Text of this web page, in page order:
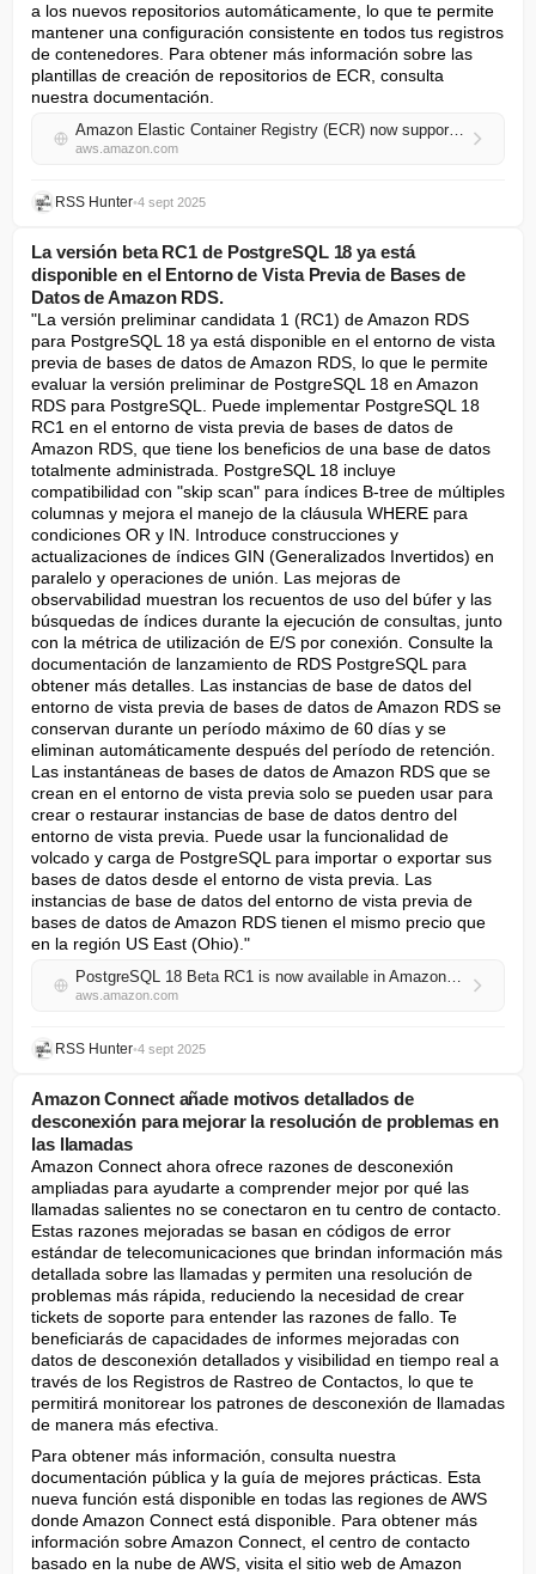
a los nuevos repositorios automáticamente, lo que te permite
mantener una configuración consistente en todos tus registros
de contenedores. Para obtener más información sobre las
plantillas de creación de repositorios de ECR, consulta
nuestra documentación.
Amazon Elastic Container Registry (ECR) now supports repository creation templates in the AWS GovCloud (US) Regions
aws.amazon.com
RSS Hunter•4 sept 2025
La versión beta RC1 de PostgreSQL 18 ya está
disponible en el Entorno de Vista Previa de Bases de
Datos de Amazon RDS.
"La versión preliminar candidata 1 (RC1) de Amazon RDS
para PostgreSQL 18 ya está disponible en el entorno de vista
previa de bases de datos de Amazon RDS, lo que le permite
evaluar la versión preliminar de PostgreSQL 18 en Amazon
RDS para PostgreSQL. Puede implementar PostgreSQL 18
RC1 en el entorno de vista previa de bases de datos de
Amazon RDS, que tiene los beneficios de una base de datos
totalmente administrada. PostgreSQL 18 incluye
compatibilidad con "skip scan" para índices B-tree de múltiples
columnas y mejora el manejo de la cláusula WHERE para
condiciones OR y IN. Introduce construcciones y
actualizaciones de índices GIN (Generalizados Invertidos) en
paralelo y operaciones de unión. Las mejoras de
observabilidad muestran los recuentos de uso del búfer y las
búsquedas de índices durante la ejecución de consultas, junto
con la métrica de utilización de E/S por conexión. Consulte la
documentación de lanzamiento de RDS PostgreSQL para
obtener más detalles. Las instancias de base de datos del
entorno de vista previa de bases de datos de Amazon RDS se
conservan durante un período máximo de 60 días y se
eliminan automáticamente después del período de retención.
Las instantáneas de bases de datos de Amazon RDS que se
crean en el entorno de vista previa solo se pueden usar para
crear o restaurar instancias de base de datos dentro del
entorno de vista previa. Puede usar la funcionalidad de
volcado y carga de PostgreSQL para importar o exportar sus
bases de datos desde el entorno de vista previa. Las
instancias de base de datos del entorno de vista previa de
bases de datos de Amazon RDS tienen el mismo precio que
en la región US East (Ohio)."
PostgreSQL 18 Beta RC1 is now available in Amazon RDS Database Preview Environment
aws.amazon.com
RSS Hunter•4 sept 2025
Amazon Connect añade motivos detallados de
desconexión para mejorar la resolución de problemas en
las llamadas
Amazon Connect ahora ofrece razones de desconexión
ampliadas para ayudarte a comprender mejor por qué las
llamadas salientes no se conectaron en tu centro de contacto.
Estas razones mejoradas se basan en códigos de error
estándar de telecomunicaciones que brindan información más
detallada sobre las llamadas y permiten una resolución de
problemas más rápida, reduciendo la necesidad de crear
tickets de soporte para entender las razones de fallo. Te
beneficiarás de capacidades de informes mejoradas con
datos de desconexión detallados y visibilidad en tiempo real a
través de los Registros de Rastreo de Contactos, lo que te
permitirá monitorear los patrones de desconexión de llamadas
de manera más efectiva.
Para obtener más información, consulta nuestra
documentación pública y la guía de mejores prácticas. Esta
nueva función está disponible en todas las regiones de AWS
donde Amazon Connect está disponible. Para obtener más
información sobre Amazon Connect, el centro de contacto
basado en la nube de AWS, visita el sitio web de Amazon